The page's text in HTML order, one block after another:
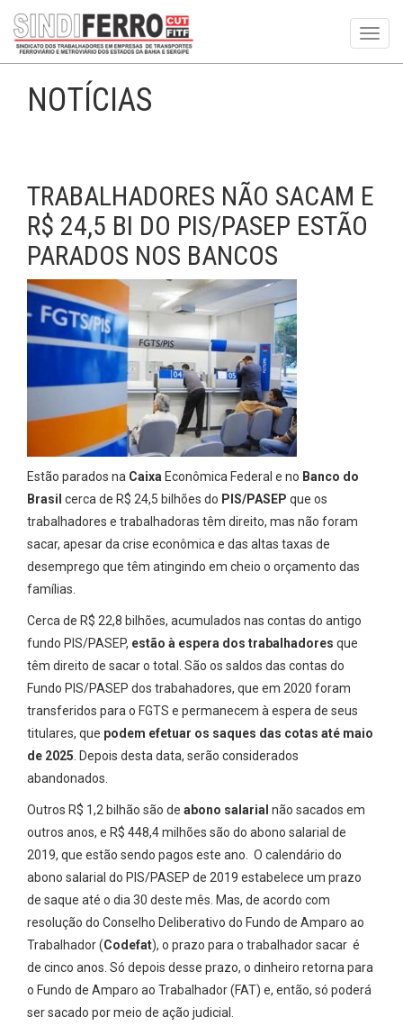
NOTÍCIAS
TRABALHADORES NÃO SACAM E
R$ 24,5 BI DO PIS/PASEP ESTÃO
PARADOS NOS BANCOS
Estão parados na Caixa Econômica Federal e no Banco do
Brasil cerca de R$ 24,5 bilhões do PIS/PASEP que os
trabalhadores e trabalhadoras têm direito, mas não foram
sacar, apesar da crise econômica e das altas taxas de
desemprego que têm atingindo em cheio o orçamento das
famílias.
Cerca de R$ 22,8 bilhões, acumulados nas contas do antigo
fundo PIS/PASEP, estão à espera dos trabalhadores que
têm direito de sacar o total. São os saldos das contas do
Fundo PIS/PASEP dos trabahadores, que em 2020 foram
transferidos para o FGTS e permanecem à espera de seus
titulares, que podem efetuar os saques das cotas até maio
de 2025 . Depois desta data, serão considerados
abandonados.
Outros R$ 1,2 bilhão são de abono salarial não sacados em
outros anos, e R$ 448,4 milhões são do abono salarial de
2019, que estão sendo pagos este ano. O calendário do
abono salarial do PIS/PASEP de 2019 estabelece um prazo
de saque até o dia 30 deste mês. Mas, de acordo com
resolução do Conselho Deliberativo do Fundo de Amparo ao
Trabalhador (Codefat), o prazo para o trabalhador sacar é
de cinco anos. Só depois desse prazo, o dinheiro retorna para
o Fundo de Amparo ao Trabalhador (FAT) e, então, só poderá
ser sacado por meio de ação judicial.